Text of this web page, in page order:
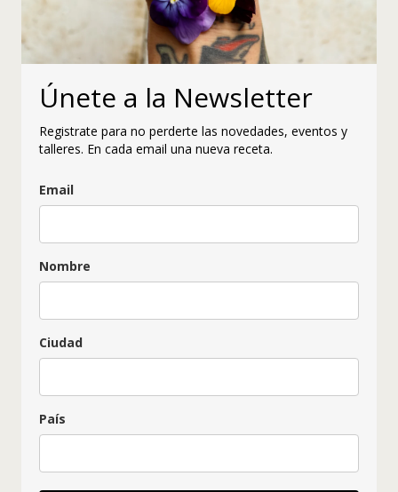
Únete a la Newsletter
Registrate para no perderte las novedades, eventos y
talleres. En cada email una nueva receta.
Email
Nombre
Ciudad
País